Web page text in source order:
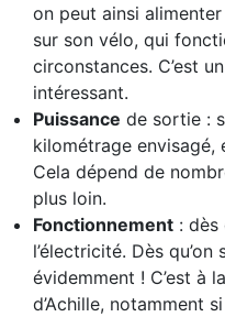
on peut ainsi
sur son vélo, qui
circonstances. C’est
intéressant.
Puissance de sortie :
kilométrage envisagé,
Cela dépend de
plus loin.
Fonctionnement : dès
l’électricité. Dès qu’on
évidemment ! C’est à
d’Achille, notamment